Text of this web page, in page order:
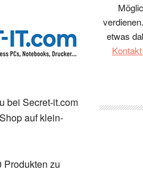
bei Secret-it.com
auf klein-
Produkten zu
etwas